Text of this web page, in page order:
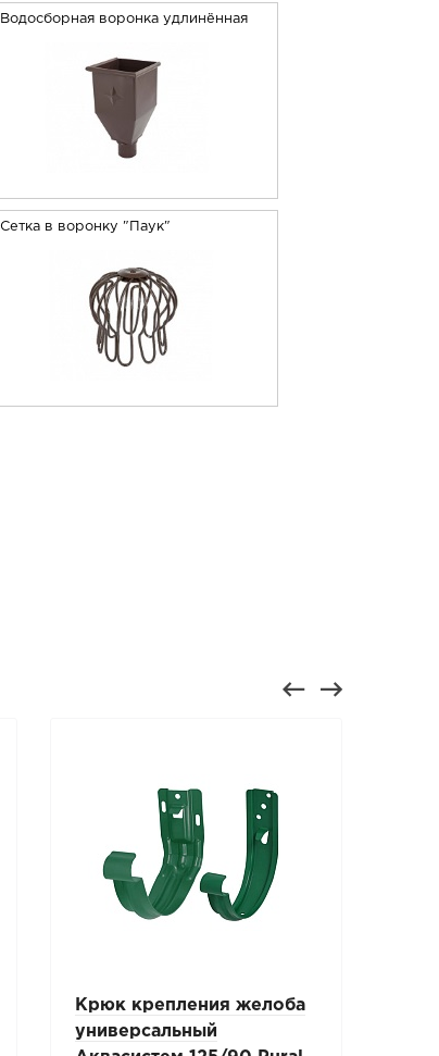
Водосборная воронка удлинённая
Сетка в воронку "Паук"
Крюк крепления желоба
универсальный